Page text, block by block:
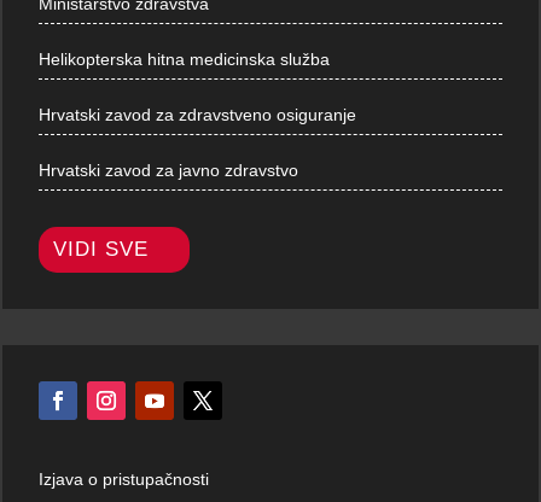
Helikopterska hitna medicinska služba
Hrvatski zavod za zdravstveno osiguranje
Hrvatski zavod za javno zdravstvo
VIDI SVE
Izjava o pristupačnosti